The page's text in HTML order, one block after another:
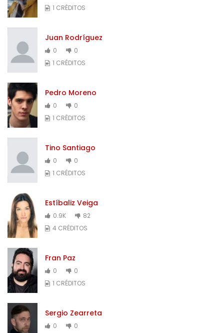
1 CRÉDITOS
Juan Rodríguez
0
0
1 CRÉDITOS
Pedro Moreno
0
0
1 CRÉDITOS
Tino Santiago
0
0
1 CRÉDITOS
Estíbaliz Veiga
0.9K
82
4 CRÉDITOS
Fran Paz
0
0
1 CRÉDITOS
Sergio Zearreta
0
0